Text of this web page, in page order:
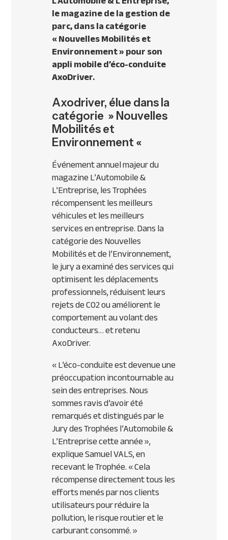
le magazine de la gestion de
parc, dans la catégorie
« Nouvelles Mobilités et
Environnement » pour son
appli mobile d’éco-conduite
AxoDriver.
Axodriver, élue dans la
catégorie » Nouvelles
Mobilités et
Environnement «
Événement annuel majeur du
magazine L’Automobile &
L’Entreprise, les Trophées
récompensent les meilleurs
véhicules et les meilleurs
services en entreprise. Dans la
catégorie des Nouvelles
Mobilités et de l’Environnement,
le jury a examiné des services qui
optimisent les déplacements
professionnels, réduisent leurs
rejets de CO2 ou améliorent le
comportement au volant des
conducteurs… et retenu
AxoDriver.
«L’éco-conduite est devenue une
préoccupation incontournable au
sein des entreprises. Nous
sommes ravis d’avoir été
remarqués et distingués par le
Jury des Trophées l’Automobile &
L’Entreprise cette année»,
explique Samuel VALS, en
recevant le Trophée. «Cela
récompense directement tous les
efforts menés par nos clients
utilisateurs pour réduire la
pollution, le risque routier et le
carburant consommé.»